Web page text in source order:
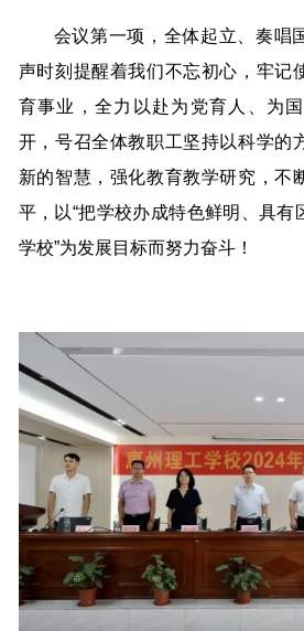
会议第一项，全体起立、奏唱
声时刻提醒着我们不忘初心，牢记
育事业，全力以赴为党育人、为
开，号召全体教职工坚持以科学的
新的智慧，强化教育教学研究，不
平，以“把学校办成特色鲜明、具有
学校”为发展目标而努力奋斗！